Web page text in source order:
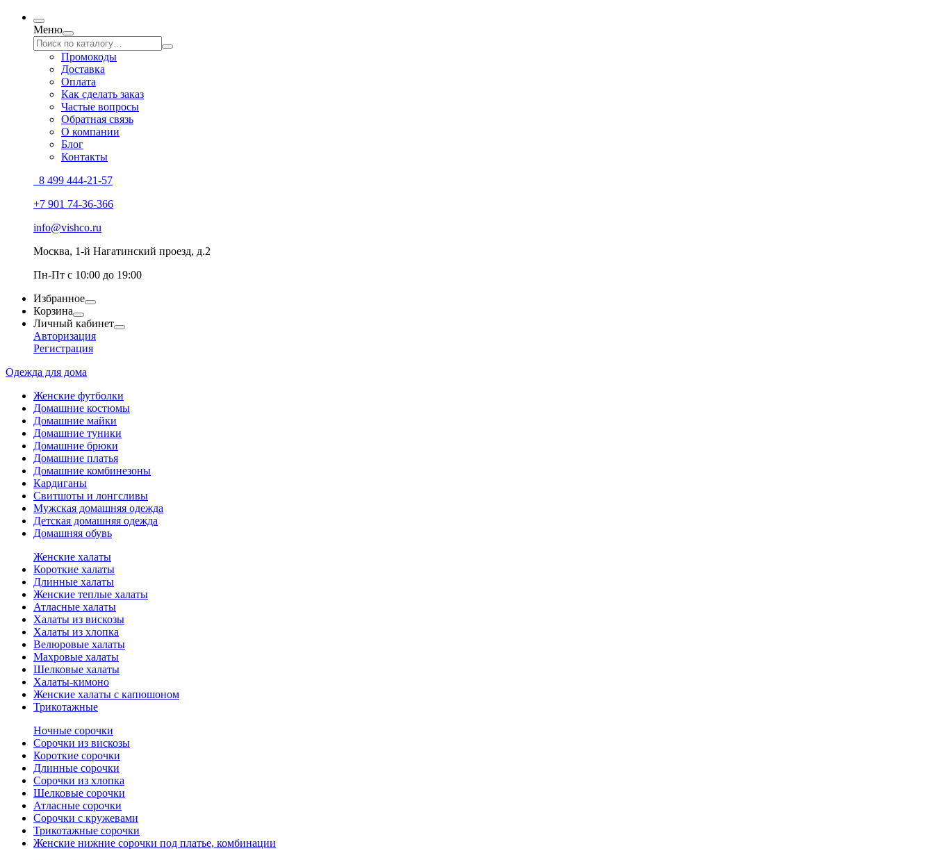
Меню
Промокоды
Доставка
Оплата
Как сделать заказ
Частые вопросы
Обратная связь
О компании
Блог
Контакты
8 499 444-21-57
+7 901 74-36-366
info@vishco.ru
Москва, 1-й Нагатинский проезд, д.2
Пн-Пт с 10:00 до 19:00
Избранное
Корзина
Личный кабинет
Авторизация
Регистрация
Одежда для дома
Женские футболки
Домашние костюмы
Домашние майки
Домашние туники
Домашние брюки
Домашние платья
Домашние комбинезоны
Кардиганы
Свитшоты и лонгсливы
Мужская домашняя одежда
Детская домашняя одежда
Домашняя обувь
Женские халаты
Короткие халаты
Длинные халаты
Женские теплые халаты
Атласные халаты
Халаты из вискозы
Халаты из хлопка
Велюровые халаты
Махровые халаты
Шелковые халаты
Халаты-кимоно
Женские халаты с капюшоном
Трикотажные
Ночные сорочки
Сорочки из вискозы
Короткие сорочки
Длинные сорочки
Сорочки из хлопка
Шелковые сорочки
Атласные сорочки
Сорочки с кружевами
Трикотажные сорочки
Женские нижние сорочки под платье, комбинации